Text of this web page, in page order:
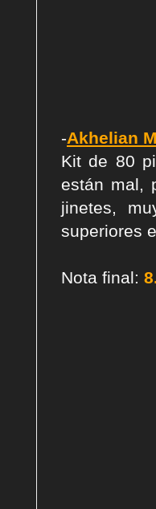
-Akhelian
Kit de 80
están mal,
jinetes,
superiores
Nota final: